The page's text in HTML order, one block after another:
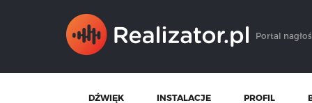
Portal
DŹWIĘK INSTALACJE PROFIL